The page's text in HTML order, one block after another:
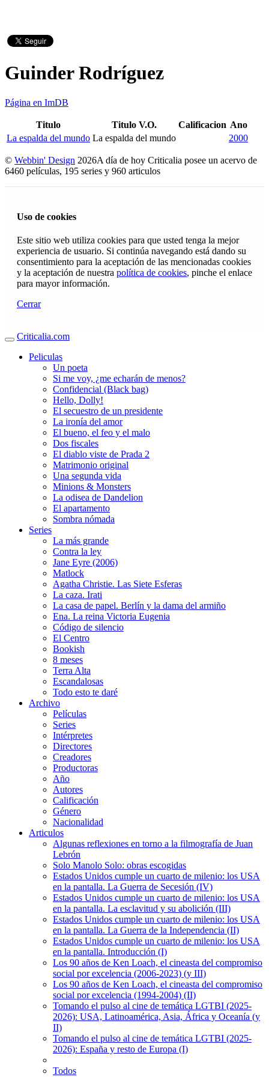
Guinder Rodríguez
Página en ImDB
Titulo Titulo V.O. Calificacion Ano
La espalda del mundo La espalda del mundo 2000
© Webbin' Design 2026A día de hoy Criticalia posee un acervo de
6460 películas, 195 series y 960 articulos
Uso de cookies
Este sitio web utiliza cookies para que usted tenga la mejor
experiencia de usuario. Si continúa navegando está dando su
consentimiento para la aceptación de las mencionadas cookies
y la aceptación de nuestra política de cookies, pinche el enlace
para mayor información.
Cerrar
Criticalia.com
Peliculas
Un poeta
Si me voy, ¿me echarán de menos?
Confidencial (Black bag)
Hello, Dolly!
El secuestro de un presidente
La ironía del amor
El bueno, el feo y el malo
Dos fiscales
El diablo viste de Prada 2
Matrimonio original
Una segunda vida
Minions & Monsters
La odisea de Dandelion
El apartamento
Sombra nómada
Series
La más grande
Contra la ley
Jane Eyre (2006)
Matlock
Agatha Christie. Las Siete Esferas
La caza. Irati
La casa de papel. Berlín y la dama del armiño
Ena. La reina Victoria Eugenia
Código de silencio
El Centro
Bookish
8 meses
Terra Alta
Escandalosas
Todo esto te daré
Archivo
Películas
Series
Intérpretes
Directores
Creadores
Productoras
Año
Autores
Calificación
Género
Nacionalidad
Articulos
Algunas reflexiones en torno a la filmografía de Juan
Lebrón
Solo Manolo Solo: obras escogidas
Estados Unidos cumple un cuarto de milenio: los USA
en la pantalla. La Guerra de Secesión (IV)
Estados Unidos cumple un cuarto de milenio: los USA
en la pantalla. La esclavitud y su abolición (III)
Estados Unidos cumple un cuarto de milenio: los USA
en la pantalla. La Guerra de la Independencia (II)
Estados Unidos cumple un cuarto de milenio: los USA
en la pantalla. Introducción (I)
Los 90 años de Ken Loach, el cineasta del compromiso
social por excelencia (2006-2023) (y III)
Los 90 años de Ken Loach, el cineasta del compromiso
social por excelencia (1994-2004) (II)
Tomando el pulso al cine de temática LGTBI (2025-
2026): USA, Latinoamérica, Asia, África y Oceanía (y
II)
Tomando el pulso al cine de temática LGTBI (2025-
2026): España y resto de Europa (I)
Todos